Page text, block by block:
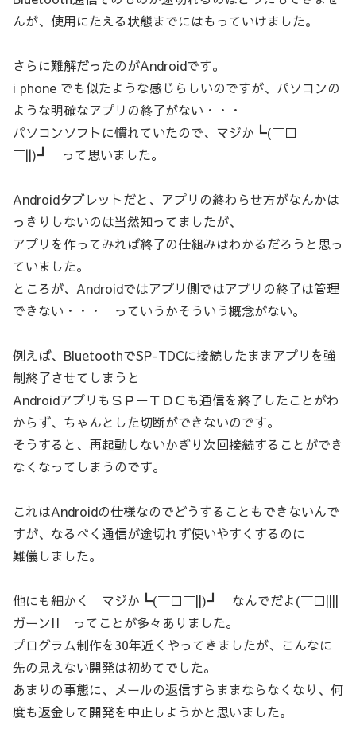
んが、使用にたえる状態までにはもっていけました。
さらに難解だったのがAndroidです。
i phone でも似たような感じらしいのですが、パソコンの
ような明確なアプリの終了がない・・・
パソコンソフトに慣れていたので、マジか┗(￣□
￣||)┛ って思いました。
Androidタブレットだと、アプリの終わらせ方がなんかは
っきりしないのは当然知ってましたが、
アプリを作ってみれば終了の仕組みはわかるだろうと思っ
ていました。
ところが、Androidではアプリ側ではアプリの終了は管理
できない・・・ っていうかそういう概念がない。
例えば、BluetoothでSP-TDCに接続したままアプリを強
制終了させてしまうと
AndroidアプリもＳＰ－ＴＤＣも通信を終了したことがわ
からず、ちゃんとした切断ができないのです。
そうすると、再起動しないかぎり次回接続することができ
なくなってしまうのです。
これはAndroidの仕様なのでどうすることもできないんで
すが、なるべく通信が途切れず使いやすくするのに
難儀しました。
他にも細かく マジか┗(￣□￣||)┛ なんでだよ(￣□||||
ガーン!! ってことが多々ありました。
プログラム制作を30年近くやってきましたが、こんなに
先の見えない開発は初めてでした。
あまりの事態に、メールの返信すらままならなくなり、何
度も返金して開発を中止しようかと思いました。